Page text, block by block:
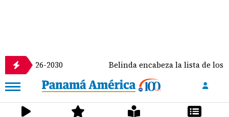
2026-2030 Belinda encabeza la lista de los 50